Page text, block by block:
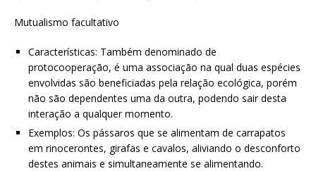
Mutualismo facultativo
Características: Também denominado de
protocooperação, é uma associação na qual duas espécies
envolvidas são beneficiadas pela relação ecológica, porém
não são dependentes uma da outra, podendo sair desta
interação a qualquer momento.
Exemplos: Os pássaros que se alimentam de carrapatos
em rinocerontes, girafas e cavalos, aliviando o desconforto
destes animais e simultaneamente se alimentando.